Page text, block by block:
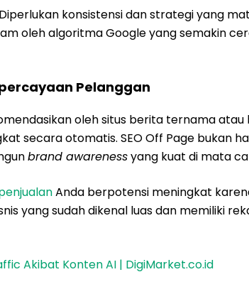
konsistensi dan strategi yang
oleh algoritma Google yang semakin
Pelanggan
oleh situs berita ternama atau
secara otomatis. SEO Off Page bukan
brand awarenessyang kuat di mata
Anda berpotensi meningkat
yang sudah dikenal luas dan memiliki
Akibat Konten AI | DigiMarket.co.id